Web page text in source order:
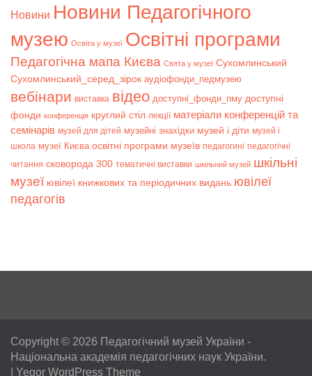
Новини Новини Педагогічного
музею Освіта у музеї Освітні програми
Педагогічна мапа Києва Свята у музеї Сухомлинський
Сухомлинський_серед_зірок аудіофонди_педмузею
вебінари виставка відео доступні_фонди_пму доступні
фонди конференція круглий стіл лекції матеріали конференцій та
семінарів музей для дітей музейні знахідки музей і діти музей і
школа музеї Києва освітні програми музеїв педагогині педагогічні
читання сковорода 300 тематичні виставки шкільний музей шкільні
музеї ювілеї книжкових та періодичних видань ювілеї
педагогів
Copyright © 2026 Педагогічний музей України -
Національна академія педагогічних наук України.
Yegor WordPress Theme